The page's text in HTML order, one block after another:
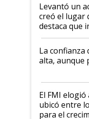
Levantó un
creó el lugar
destaca que
plata a un
Juan Félix
que de una
de Milei
La confianza
alta, aunque
El FMI elogió
ubicó entre
para el